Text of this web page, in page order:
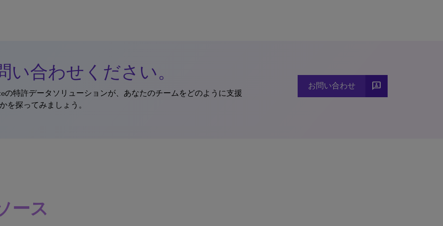
い合わせください。
の特許データソリューションが、あなたのチームをどのように支援
を探ってみましょう。
お問い合わせ 3p
ース